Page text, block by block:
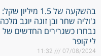
בהשקעה של 1.5 מיליון שקל:
ג'וליה שחר ובן זוגה יוגב מלכה
נבחרו כשגרירים החדשים של
לי קופר
07/08/2024